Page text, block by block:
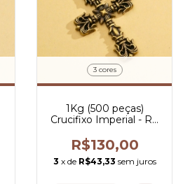
3 cores
1Kg (500 peças)
Crucifixo Imperial - R$
R$130,00
3 x de R$43,33 sem juros